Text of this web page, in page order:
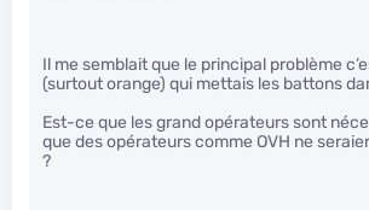
Il me semblait que le principal problème
(surtout orange) qui mettais les battons
Est-ce que les grand opérateurs sont
que des opérateurs comme OVH ne
?